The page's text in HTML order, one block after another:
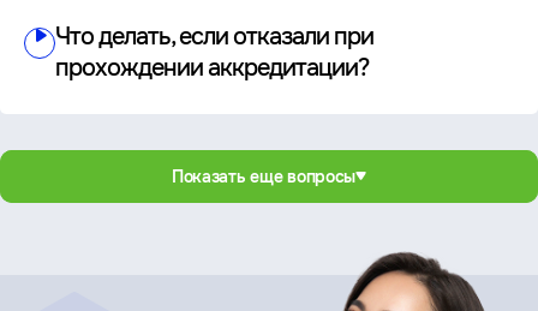
Что делать, если отказали при
прохождении аккредитации?
Показать еще вопросы